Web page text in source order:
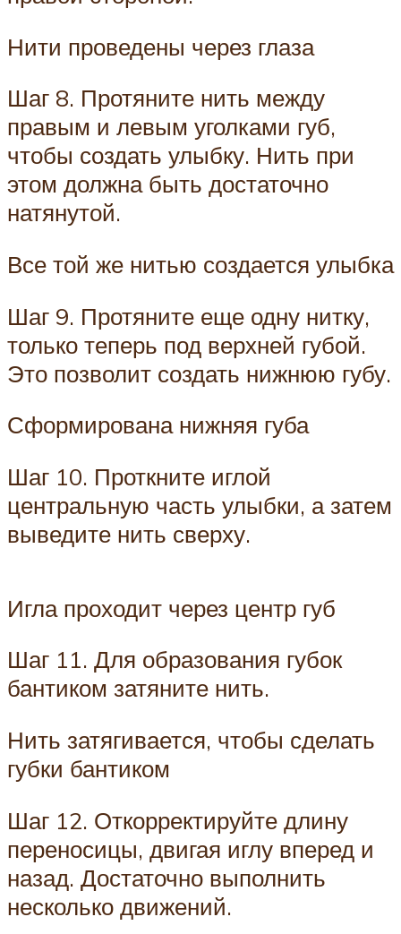
Нити проведены через глаза
Шаг 8. Протяните нить между
правым и левым уголками губ,
чтобы создать улыбку. Нить при
этом должна быть достаточно
натянутой.
Все той же нитью создается улыбка
Шаг 9. Протяните еще одну нитку,
только теперь под верхней губой.
Это позволит создать нижнюю губу.
Сформирована нижняя губа
Шаг 10. Проткните иглой
центральную часть улыбки, а затем
выведите нить сверху.
Игла проходит через центр губ
Шаг 11. Для образования губок
бантиком затяните нить.
Нить затягивается, чтобы сделать
губки бантиком
Шаг 12. Откорректируйте длину
переносицы, двигая иглу вперед и
назад. Достаточно выполнить
несколько движений.